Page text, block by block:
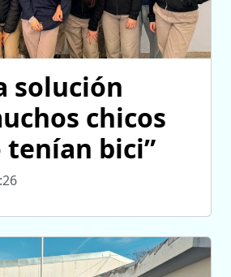
solución
chicos
tenían bici”